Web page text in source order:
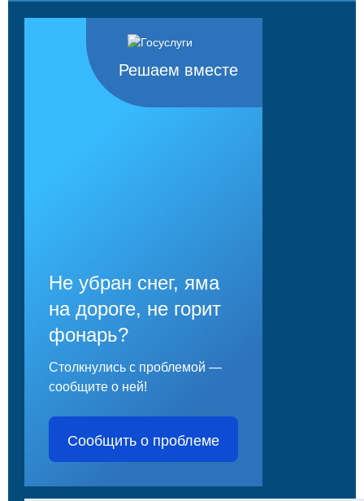
Решаем вместе
Не убран снег, яма
на дороге, не горит
фонарь?
Столкнулись с проблемой —
сообщите о ней!
Сообщить о проблеме